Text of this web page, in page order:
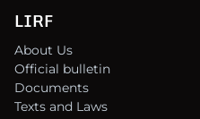
LIRF
About Us
Official bulletin
Documents
Texts and Laws